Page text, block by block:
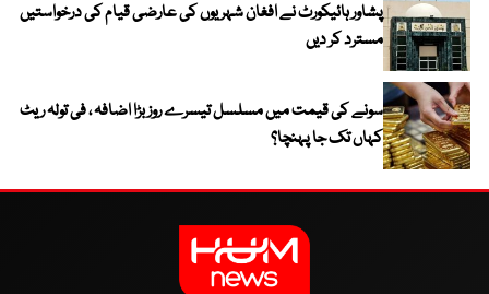
پشاور ہائیکورٹ نے افغان شہریوں کی عارضی قیام کی درخواستیں
مسترد کر دیں
سونے کی قیمت میں مسلسل تیسرے روز بڑا اضافہ ، فی تولہ ریٹ
کہاں تک جا پہنچا؟